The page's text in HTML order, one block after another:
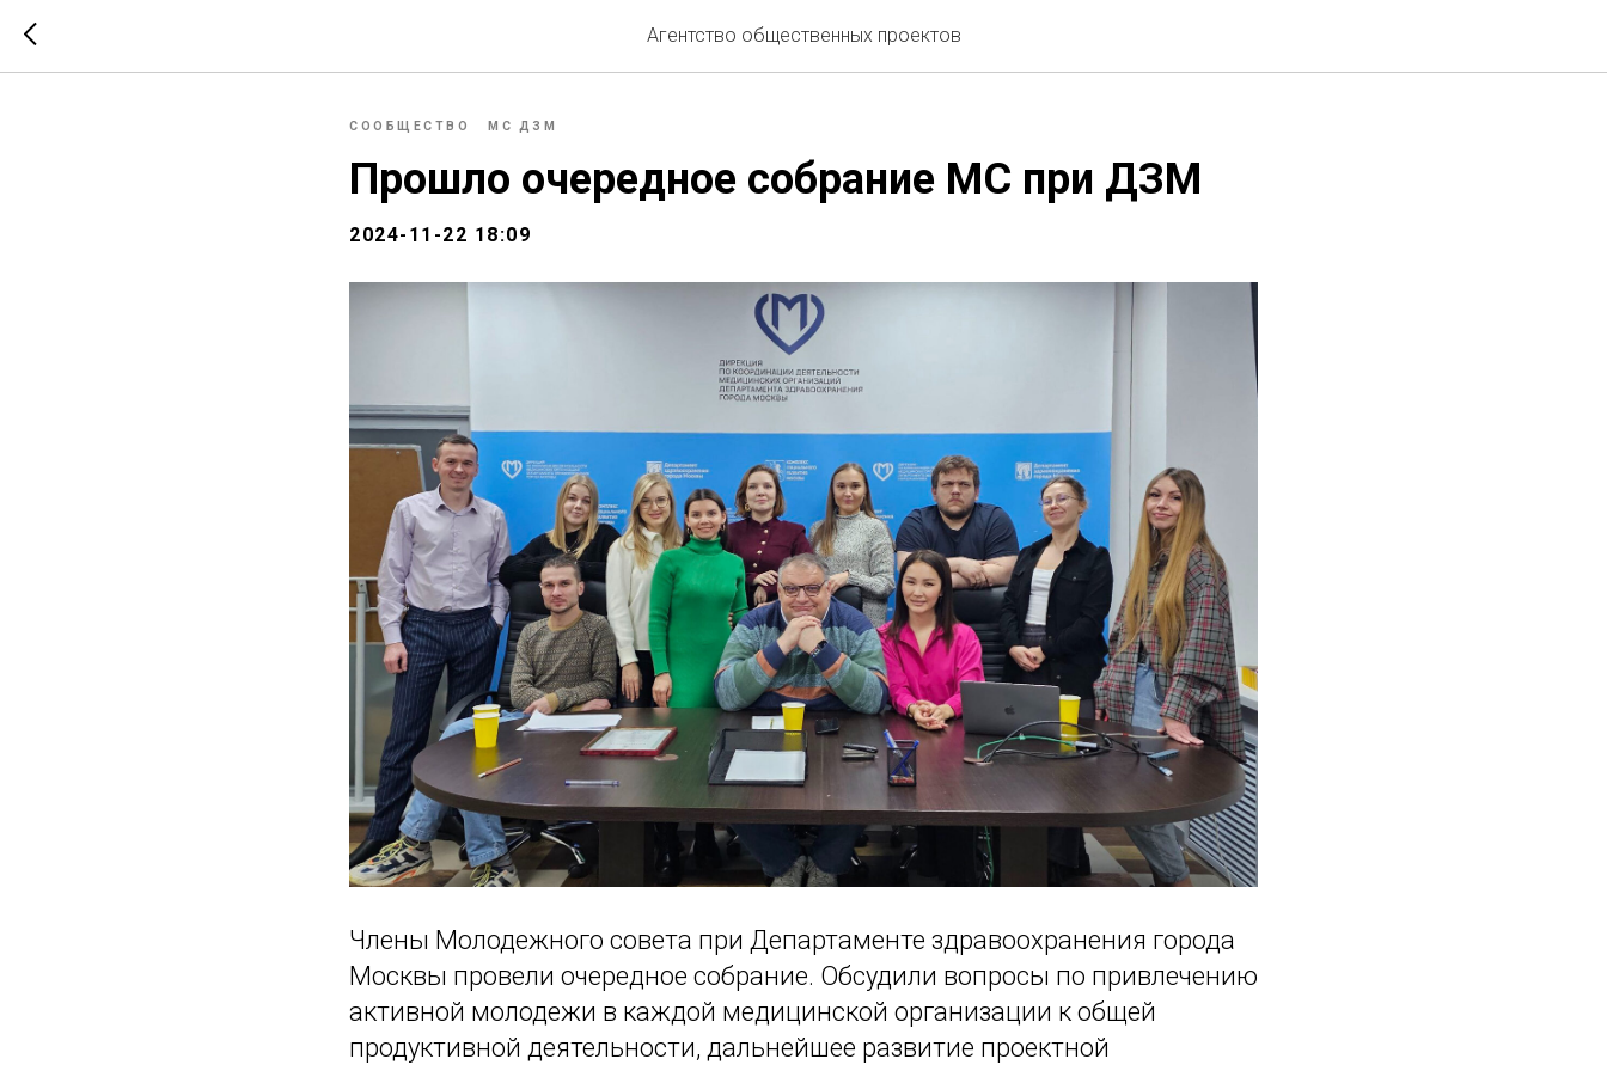
Агентство общественных проектов
СООБЩЕСТВО МС ДЗМ
Прошло очередное собрание МС при ДЗМ
2024-11-22 18:09
Члены Молодежного совета при Департаменте здравоохранения города
Москвы провели очередное собрание. Обсудили вопросы по привлечению
активной молодежи в каждой медицинской организации к общей
продуктивной деятельности, дальнейшее развитие проектной